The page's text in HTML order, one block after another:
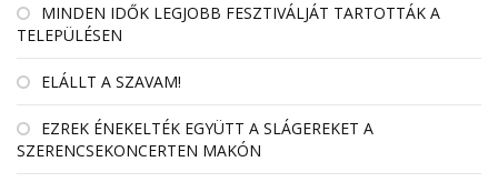
MINDEN IDŐK LEGJOBB FESZTIVÁLJÁT TARTOTTÁK A
TELEPÜLÉSEN
ELÁLLT A SZAVAM!
EZREK ÉNEKELTÉK EGYÜTT A SLÁGEREKET A
SZERENCSEKONCERTEN MAKÓN